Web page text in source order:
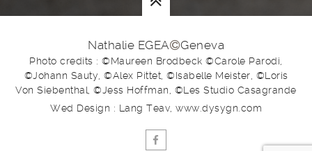
Nathalie EGEA Geneva
Photo credits : ©Maureen Brodbeck ©Carole Parodi,
©Johann Sauty, ©Alex Pittet, ©Isabelle Meister, ©Loris
Von Siebenthal, ©Jess Hoffman, ©Les Studio Casagrande
Wed Design : Lang Teav, www.dysygn.com